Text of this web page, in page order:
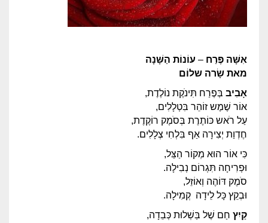
אִשָּׁה פֶּרַח – עוֹנוֹת הַשָּׁנָה
מאת שָׂרה שלוֹם
אָבִיב בְּפֶרַח תִּינֹקֶת נוֹלֶדֶת,
אוֹר שֶׁמֶש זוֹהֵר בִּטְלָלִים,
עַל רֹאש כּוֹתֶרֶת בְּסֹמֶק רוֹקֶדֶת,
חֶדְוַת יְצִירָה אַף בִּלְחִי צְלָלִים.
כִּי אוֹר הוּא מְקוֹר הַצֵּל,
וּפְרִיחָה תִּגְרוֹם נְבִילָה.
סֹמֶק דּוֹהֶה וְאוֹזֵל,
וּבְקֵץ כָּל לֵידָה קְמִילָה.
קַיִץ חַם שֶׁל בַּשְׁלוּת כְּבֵדָה,